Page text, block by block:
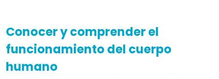
Conocer y comprender el
funcionamiento del cuerpo
humano